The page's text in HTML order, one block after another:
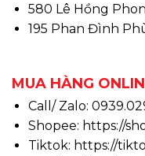
580 Lê Hồng
195 Phan Đình
MUA HÀNG
Call/ Zalo:
Shopee: https://
Tiktok: https://